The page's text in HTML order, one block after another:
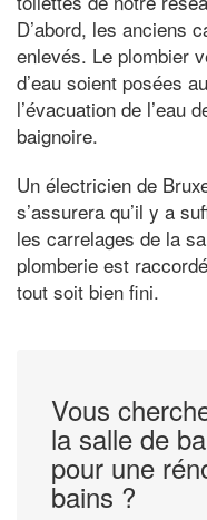
D’abord, les anciens
enlevés. Le plombier
d’eau soient posées
l’évacuation de l’eau
baignoire.
Un électricien de
s’assurera qu’il y a
les carrelages de la
plomberie est
tout soit bien fini.
Vous
la salle de
pour une
bains ?